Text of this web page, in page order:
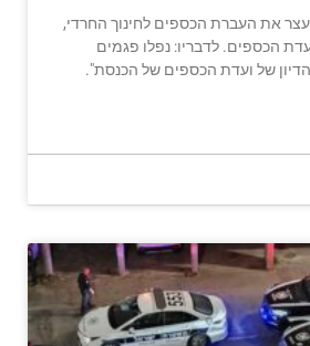
את העברת הכספים לחינוך החרדי,
הכספים. לדבריו: נפלו פגמים
הדיון של ועדת הכספים של הכנסת".